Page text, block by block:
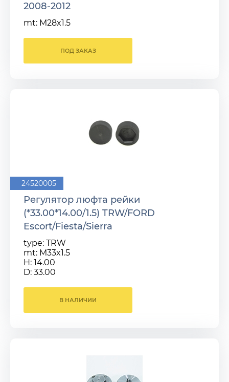
2008-2012
mt: M28x1.5
ПОД ЗАКАЗ
24520005
Регулятор люфта рейки
(*33.00*14.00/1.5) TRW/FORD
Escort/Fiesta/Sierra
type: TRW
mt: M33x1.5
H: 14.00
D: 33.00
В НАЛИЧИИ